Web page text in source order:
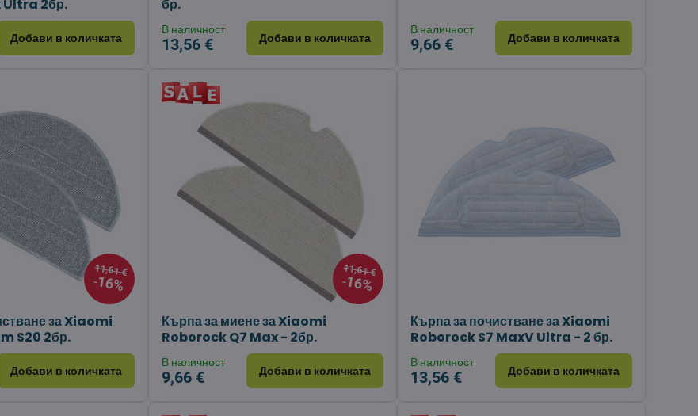
2бр.
Добави в количката
бр.
В наличност
13,56 € Добави в количката
В наличност
9,66 € Добави в количката
11,61 €
16%
за Xiaomi
S20 2бр.
Добави в количката
11,61 €
16%
Кърпа за миене за Xiaomi
Roborock Q7 Max - 2бр.
В наличност
9,66 € Добави в количката
Кърпа за почистване за Xiaomi
Roborock S7 MaxV Ultra - 2 бр.
В наличност
13,56 € Добави в количката